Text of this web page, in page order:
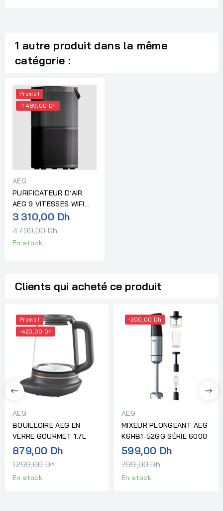
1 autre produit dans la même
catégorie :
Promo !
-1 489,00 Dh
AEG
PURIFICATEUR D’AIR
AEG 9 VITESSES WIFI
DARK GREY
3 310,00 DhPrix
4 799,00 Dh
En stock
Clients qui acheté ce produit
Promo !
-420,00 Dh
AEG
BOUILLOIRE AEG EN
VERRE GOURMET 1.7L
879,00 DhPrix
1 299,00 Dh
En stock
-200,00 Dh
AEG
MIXEUR PLONGEANT AEG
K6HB1-52GG SÉRIE 6000
599,00 DhPrix
799,00 Dh
En stock